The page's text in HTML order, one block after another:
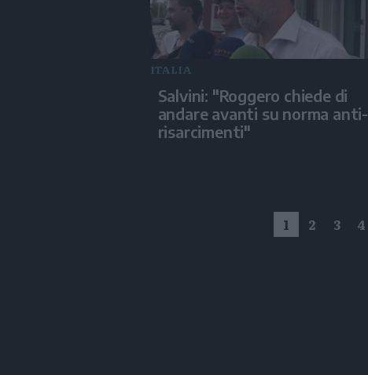
ITALIA
Salvini: "Roggero chiede di
andare avanti su norma anti-
risarcimenti"
1 2 3 4